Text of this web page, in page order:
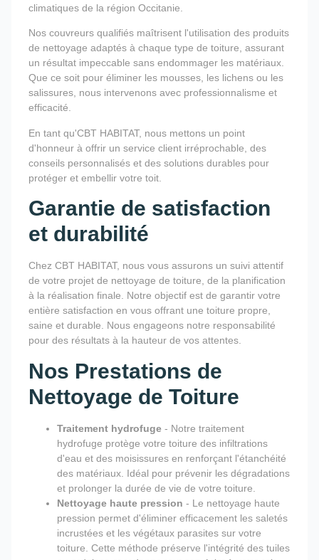
climatiques de la région Occitanie.
Nos couvreurs qualifiés maîtrisent l'utilisation des produits
de nettoyage adaptés à chaque type de toiture, assurant
un résultat impeccable sans endommager les matériaux.
Que ce soit pour éliminer les mousses, les lichens ou les
salissures, nous intervenons avec professionnalisme et
efficacité.
En tant qu'CBT HABITAT, nous mettons un point
d'honneur à offrir un service client irréprochable, des
conseils personnalisés et des solutions durables pour
protéger et embellir votre toit.
Garantie de satisfaction
et durabilité
Chez CBT HABITAT, nous vous assurons un suivi attentif
de votre projet de nettoyage de toiture, de la planification
à la réalisation finale. Notre objectif est de garantir votre
entière satisfaction en vous offrant une toiture propre,
saine et durable. Nous engageons notre responsabilité
pour des résultats à la hauteur de vos attentes.
Nos Prestations de
Nettoyage de Toiture
Traitement hydrofuge - Notre traitement
hydrofuge protège votre toiture des infiltrations
d'eau et des moisissures en renforçant l'étanchéité
des matériaux. Idéal pour prévenir les dégradations
et prolonger la durée de vie de votre toiture.
Nettoyage haute pression - Le nettoyage haute
pression permet d'éliminer efficacement les saletés
incrustées et les végétaux parasites sur votre
toiture. Cette méthode préserve l'intégrité des tuiles